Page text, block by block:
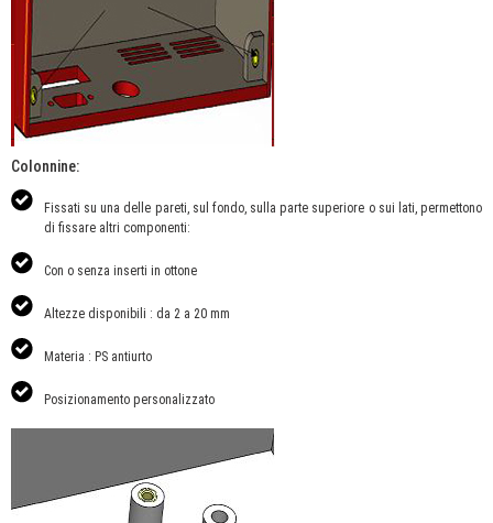
Colonnine:
Fissati su una delle pareti, sul fondo, sulla parte superiore o sui lati, permettono
di fissare altri componenti:
Con o senza inserti in ottone
Altezze disponibili : da 2 a 20 mm
Materia : PS antiurto
Posizionamento personalizzato